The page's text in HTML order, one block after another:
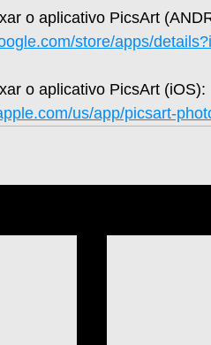
o aplicativo PicsArt
store/apps/
o aplicativo PicsArt (iOS):
us/app/picsart-